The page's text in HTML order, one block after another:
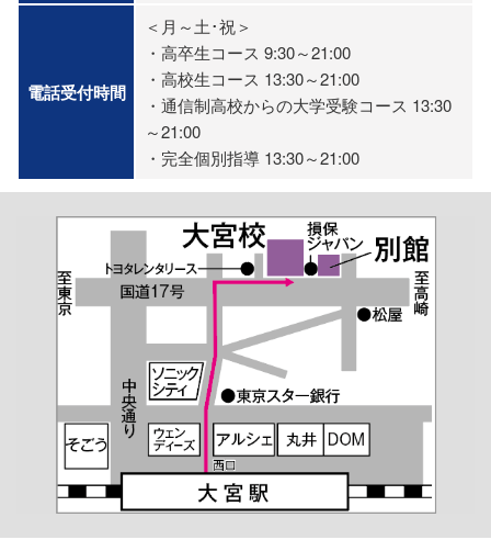
電話受付時間
＜月～土･祝＞
・高卒生コース 9:30～21:00
・高校生コース 13:30～21:00
・通信制高校からの大学受験コース 13:30
～21:00
・完全個別指導 13:30～21:00